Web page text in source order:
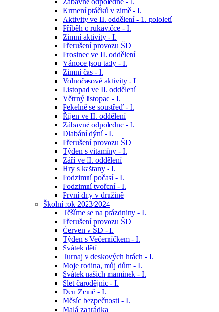
Zábavné odpoledne - I.
Krmení ptáčků v zimě - I.
Aktivity ve II. oddělení - 1. pololetí
Příběh o rukavičce - I.
Zimní aktivity - I.
Přerušení provozu ŠD
Prosinec ve II. oddělení
Vánoce jsou tady - I.
Zimní čas - l.
Volnočasové aktivity - I.
Listopad ve II. oddělení
Větrný listopad - I.
Pekelně se soustřeď - I.
Říjen ve II. oddělení
Zábavné odpoledne - I.
Dlabání dýní - I.
Přerušení provozu ŠD
Týden s vitamíny - I.
Září ve II. oddělení
Hry s kaštany - I.
Podzimní počasí - I.
Podzimní tvoření - I.
První dny v družině
Školní rok 2023⁄2024
Těšíme se na prázdniny - I.
Přerušení provozu ŠD
Červen v ŠD - I.
Týden s Večerníčkem - I.
Svátek dětí
Turnaj v deskových hrách - I.
Moje rodina, můj dům - I.
Svátek našich maminek - I.
Slet čarodějnic - I.
Den Země - I.
Měsíc bezpečnosti - I.
Malá zahrádka